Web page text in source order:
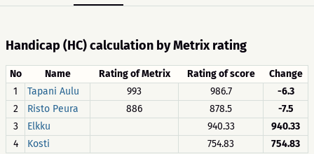
Handicap (HC) calculation by Metrix rating
No Name Rating of Metrix Rating of score
Change
1
Tapani Aulu 993 986.7
-6.3
2
Risto Peura 886 878.5
-7.5
3
Elkku 940.33
940.33
4
Kosti 754.83 754.83